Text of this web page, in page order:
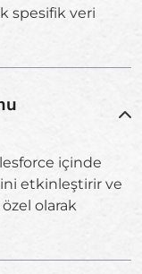
spesifik veri
içinde
etkinleştirir ve
olarak